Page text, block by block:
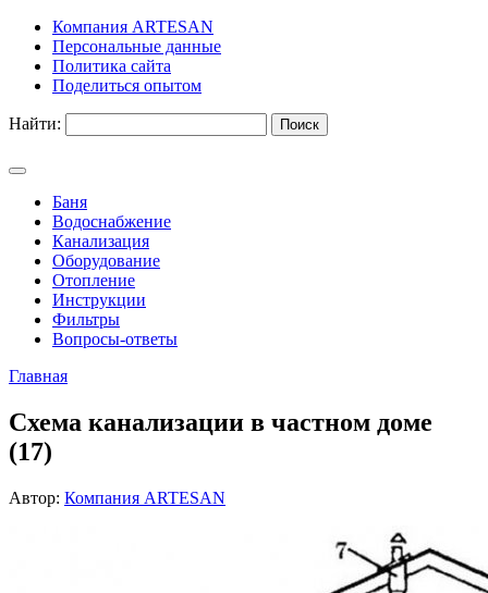
Компания ARTESAN
Персональные данные
Политика сайта
Поделиться опытом
Найти:
Баня
Водоснабжение
Канализация
Оборудование
Отопление
Инструкции
Фильтры
Вопросы-ответы
Главная
Схема канализации в частном доме
(17)
Автор: Компания ARTESAN